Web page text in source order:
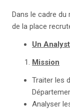
Dans le cadre
de la place
Un
Mission
Traiter les
Analyser